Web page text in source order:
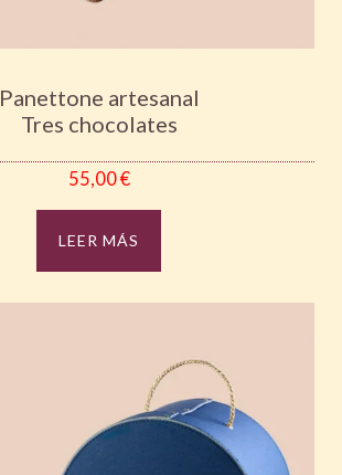
Panettone artesanal
Tres chocolates
55,00€
LEER MÁS